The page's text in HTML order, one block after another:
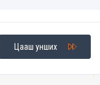
Цааш унших